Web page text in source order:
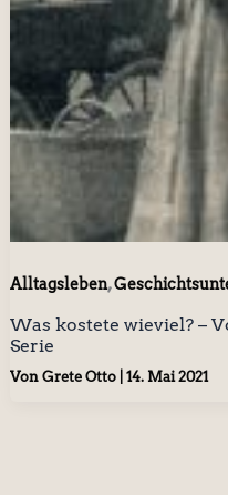
Alltagsleben,
Was kostete wieviel? –
Serie
Von Grete Otto 14. Mai 2021